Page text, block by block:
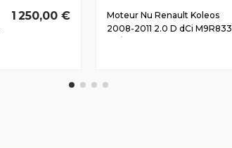
1 250,00 €
Moteur Nu Renault Koleos
2008-2011 2.0 D dCi M9R833